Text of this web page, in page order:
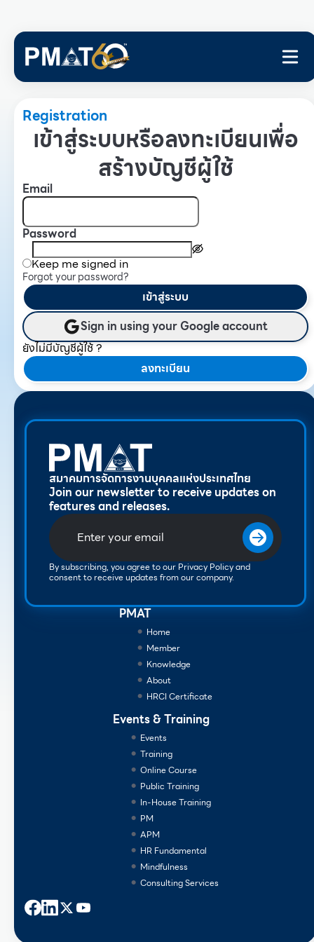
Registration
เข้าสู่ระบบหรือลงทะเบียนเพื่อ
สร้างบัญชีผู้ใช้
Email
Password
Keep me signed in
Forgot your password?
เข้าสู่ระบบ
Sign in using your Google account
ยังไม่มีบัญชีผู้ใช้ ?
ลงทะเบียน
สมาคมการจัดการงานบุคคลแห่งประเทศไทย
Join our newsletter to receive updates on
features and releases.
By subscribing, you agree to our Privacy Policy and
consent to receive updates from our company.
PMAT
Home
Member
Knowledge
About
HRCI Certificate
Events & Training
Events
Training
Online Course
Public Training
In-House Training
PM
APM
HR Fundamental
Mindfulness
Consulting Services